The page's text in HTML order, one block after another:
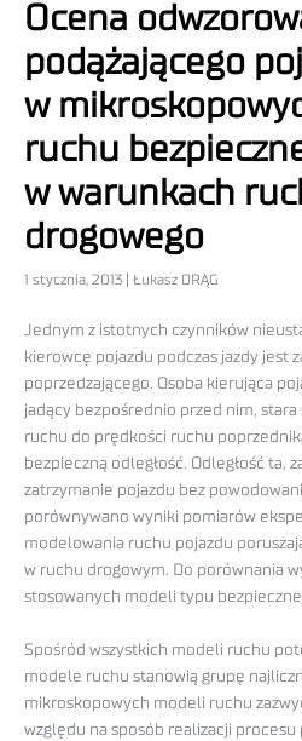
Ocena
podążającego
w
ruchu
w warunkach
drogowego
1 stycznia, 2013 | Łukasz DRĄG
Jednym z istotnych czynników
kierowcę pojazdu podczas jazdy jest
poprzedzającego. Osoba kierująca
jadący bezpośrednio przed nim,
ruchu do prędkości ruchu
bezpieczną odległość. Odległość ta,
zatrzymanie pojazdu bez
porównywano wyniki pomiarów
modelowania ruchu pojazdu
w ruchu drogowym. Do porównania
stosowanych modeli typu
Spośród wszystkich modeli ruchu
modele ruchu stanowią grupę
mikroskopowych modeli ruchu
względu na sposób realizacji procesu